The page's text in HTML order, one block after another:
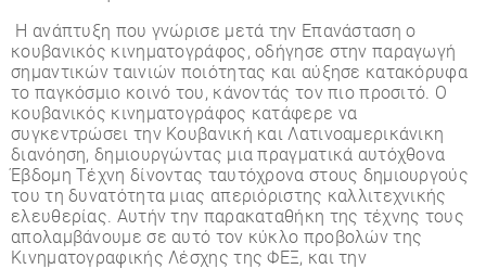
Η ανάπτυξη που γνώρισε μετά την Επανάσταση ο
κουβανικός κινηματογράφος, οδήγησε στην παραγωγή
σημαντικών ταινιών ποιότητας και αύξησε κατακόρυφα
το παγκόσμιο κοινό του, κάνοντάς τον πιο προσιτό. O
κουβανικός κινηματογράφος κατάφερε να
συγκεντρώσει την Κουβανική και Λατινοαμερικάνικη
διανόηση, δημιουργώντας μια πραγματικά αυτόχθονα
Έβδομη Τέχνη δίνοντας ταυτόχρονα στους δημιουργούς
του τη δυνατότητα μιας απεριόριστης καλλιτεχνικής
ελευθερίας. Αυτήν την παρακαταθήκη της τέχνης τους
απολαμβάνουμε σε αυτό τον κύκλο προβολών της
Κινηματογραφικής Λέσχης της ΦΕΞ, και την